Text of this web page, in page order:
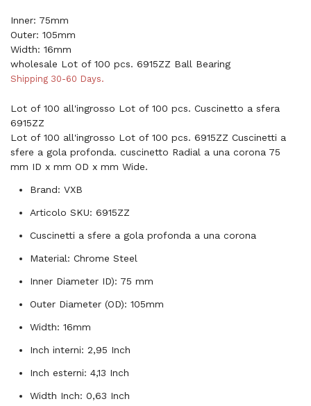
Inner: 75mm
Outer: 105mm
Width: 16mm
wholesale Lot of 100 pcs. 6915ZZ Ball Bearing
Shipping 30-60 Days.
Lot of 100 all'ingrosso Lot of 100 pcs. Cuscinetto a sfera
6915ZZ
Lot of 100 all'ingrosso Lot of 100 pcs. 6915ZZ Cuscinetti a
sfere a gola profonda. cuscinetto Radial a una corona 75
mm ID x mm OD x mm Wide.
Brand: VXB
Articolo SKU: 6915ZZ
Cuscinetti a sfere a gola profonda a una corona
Material: Chrome Steel
Inner Diameter ID): 75 mm
Outer Diameter (OD): 105mm
Width: 16mm
Inch interni: 2,95 Inch
Inch esterni: 4,13 Inch
Width Inch: 0,63 Inch